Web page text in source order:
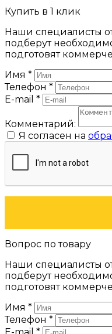
Купить в 1 клик
Наши специалисты
подберут
подготовят
Имя *
Телефон *
E-mail *
Комментарий:
Я согласен на
Вопрос по товару
Наши специалисты
подберут
подготовят
Имя *
Телефон *